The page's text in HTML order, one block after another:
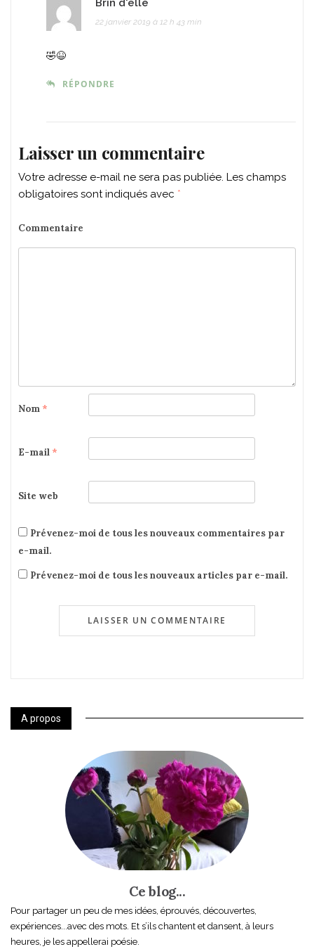
Brin d'elle
22 janvier 2019 à 12 h 43 min
🤣😆
RÉPONDRE
Laisser un commentaire
Votre adresse e-mail ne sera pas publiée. Les champs
obligatoires sont indiqués avec *
Commentaire
Nom *
E-mail *
Site web
Prévenez-moi de tous les nouveaux commentaires par
e-mail.
Prévenez-moi de tous les nouveaux articles par e-mail.
A propos
Ce blog...
Pour partager un peu de mes idées, éprouvés, découvertes,
expériences...avec des mots. Et s’ils chantent et dansent, à leurs
heures, je les appellerai poésie.